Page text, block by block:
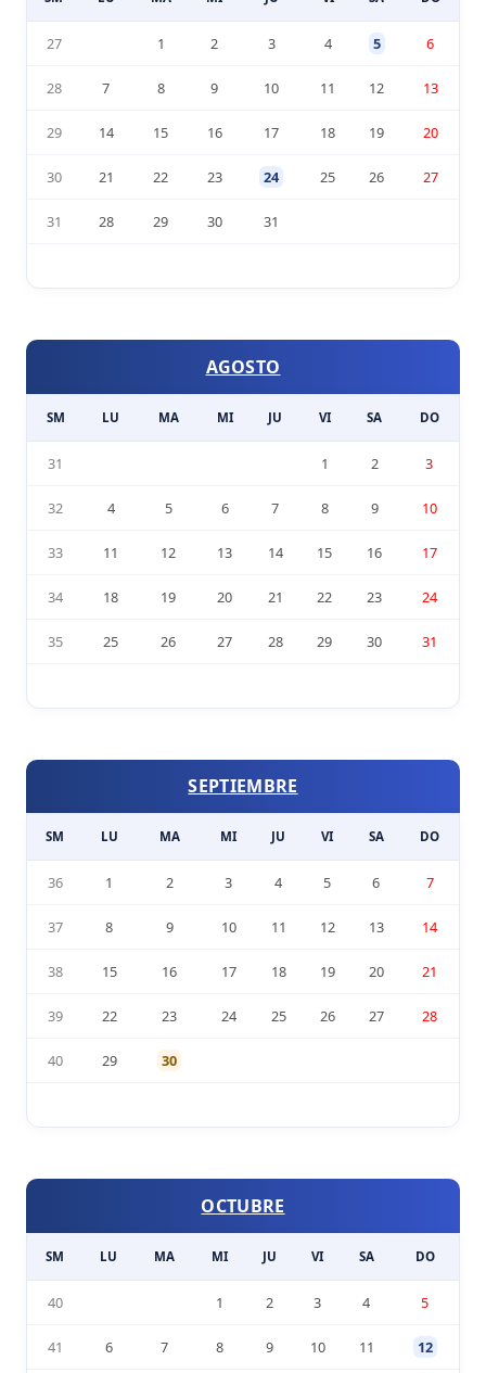
27 1 2 3 4 5 6
28 7 8 9 10 11 12 13
29 14 15 16 17 18 19 20
30 21 22 23 24 25 26 27
31 28 29 30 31
AGOSTO
SM LU MA MI JU VI SA DO
31 1 2 3
32 4 5 6 7 8 9 10
33 11 12 13 14 15 16 17
34 18 19 20 21 22 23 24
35 25 26 27 28 29 30 31
SEPTIEMBRE
SM LU MA MI JU VI SA DO
36 1 2 3 4 5 6 7
37 8 9 10 11 12 13 14
38 15 16 17 18 19 20 21
39 22 23 24 25 26 27 28
40 29 30
OCTUBRE
SM LU MA MI JU VI SA DO
40 1 2 3 4 5
41 6 7 8 9 10 11 12